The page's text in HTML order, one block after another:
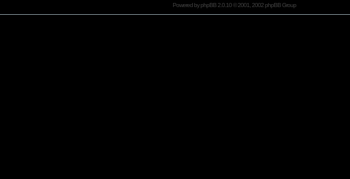
Powered byphpBB2.0.10 © 2001, 2002 phpBB Group